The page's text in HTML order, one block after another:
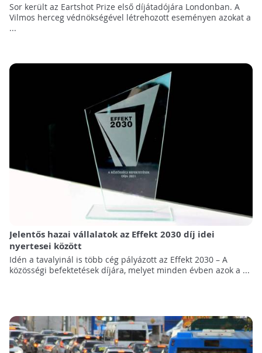
Sor került az Eartshot Prize első díjátadójára Londonban. A
Vilmos herceg védnökségével létrehozott eseményen azokat a
...
Jelentős hazai vállalatok az Effekt 2030 díj idei
nyertesei között
Idén a tavalyinál is több cég pályázott az Effekt 2030 – A
közösségi befektetések díjára, melyet minden évben azok a ...